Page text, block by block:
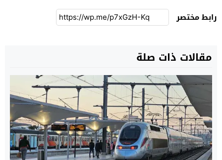
رابط مختصر
مقالات ذات صلة